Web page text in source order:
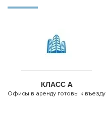
КЛАСС A
Офисы в аренду готовы к въезду